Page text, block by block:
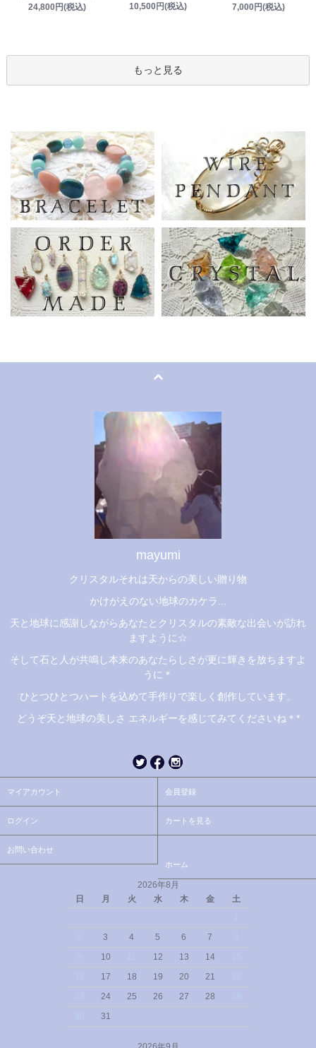
24,800円(税込)
10,500円(税込)
7,000円(税込)
もっと見る
mayumi
クリスタルそれは天からの美しい贈り物
かけがえのない地球のカケラ...
天と地球に感謝しながらあなたとクリスタルの素敵な出会いが訪れ
ますように☆
そして石と人が共鳴し本来のあなたらしさが更に輝きを放ちますよ
うに＊
ひとつひとつハートを込めて手作りで楽しく創作しています。
どうぞ天と地球の美しさ エネルギーを感じてみてくださいね＊*
マイアカウント 会員登録
ログイン カートを見る
お問い合わせ
ホーム
2026年8月
日
月 火 水 木 金
土
3 4 5 6 7
10 12 13 14
17 18 19 20 21
24 25 26 27 28
31